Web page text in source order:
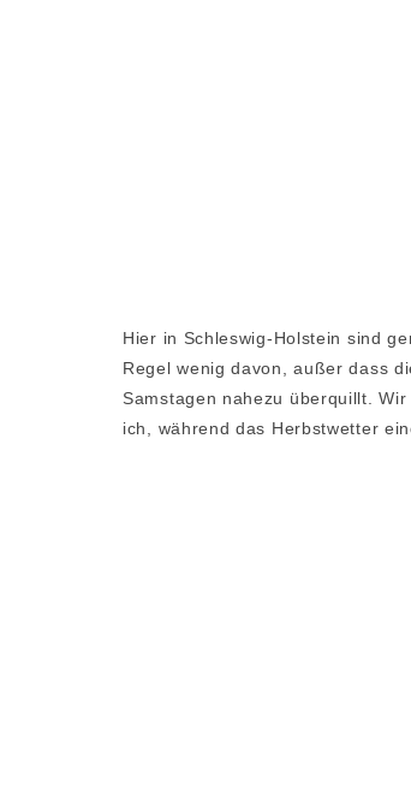
Hier in Schleswig-Holstein sind
Regel wenig davon, außer dass
Samstagen nahezu überquillt.
ich, während das Herbstwetter